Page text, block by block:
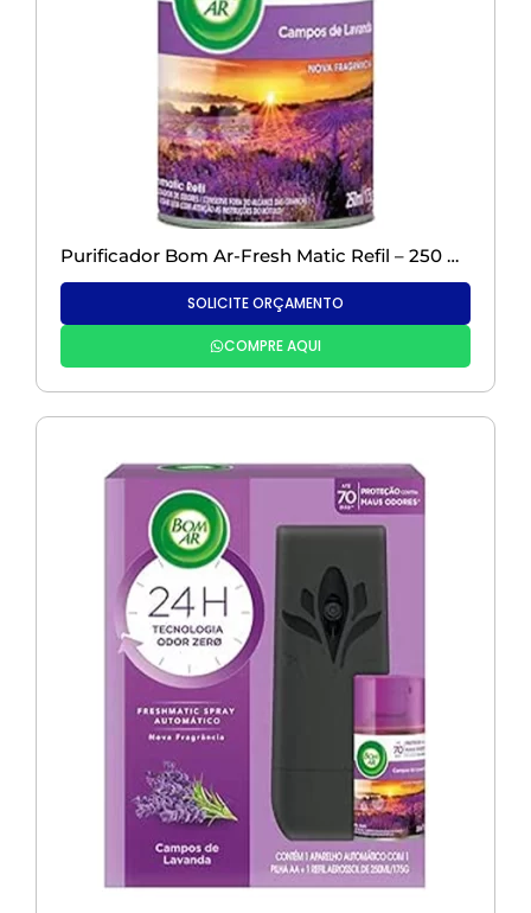
Purificador Bom Ar-Fresh Matic Refil – 250 ml – com Aparelho e Refil
SOLICITE ORÇAMENTO
COMPRE AQUI